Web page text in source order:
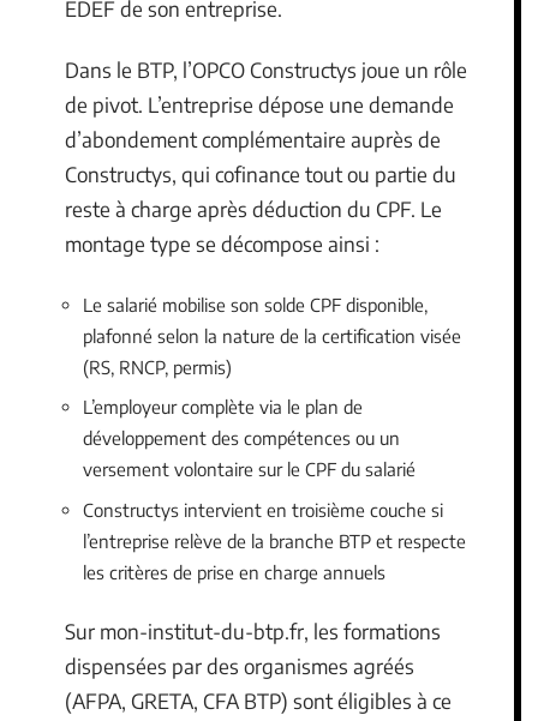
EDEF de son entreprise.
Dans le BTP, l’OPCO Constructys joue un rôle
de pivot. L’entreprise dépose une demande
d’abondement complémentaire auprès de
Constructys, qui cofinance tout ou partie du
reste à charge après déduction du CPF. Le
montage type se décompose ainsi :
Le salarié mobilise son solde CPF disponible,
plafonné selon la nature de la certification visée
(RS, RNCP, permis)
L’employeur complète via le plan de
développement des compétences ou un
versement volontaire sur le CPF du salarié
Constructys intervient en troisième couche si
l’entreprise relève de la branche BTP et respecte
les critères de prise en charge annuels
Sur mon-institut-du-btp.fr, les formations
dispensées par des organismes agréés
(AFPA, GRETA, CFA BTP) sont éligibles à ce